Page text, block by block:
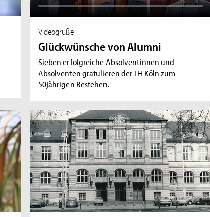
Videogrüße
Glückwünsche von Alumni
Sieben erfolgreiche Absolventinnen und
Absolventen gratulieren der TH Köln zum
50jährigen Bestehen.